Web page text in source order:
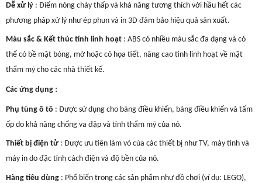
Dễ xử lý : Điểm nóng chảy thấp và khả năng tương thích với hầu hết các
phương pháp xử lý như ép phun và in 3D đảm bảo hiệu quả sản xuất.
Màu sắc & Kết thúc tính linh hoạt : ABS có nhiều màu sắc đa dạng và có
thể có bề mặt bóng, mờ hoặc có họa tiết, nâng cao tính linh hoạt về mặt
thẩm mỹ cho các nhà thiết kế.
Các ứng dụng :
Phụ tùng ô tô : Được sử dụng cho bảng điều khiển, bảng điều khiển và tấm
ốp do khả năng chống va đập và tính thẩm mỹ của nó.
Thiết bị điện tử : Được ưu tiên làm vỏ của các thiết bị như TV, máy tính và
máy in do đặc tính cách điện và độ bền của nó.
Hàng tiêu dùng : Phổ biến trong các sản phẩm như đồ chơi (ví dụ: LEGO),